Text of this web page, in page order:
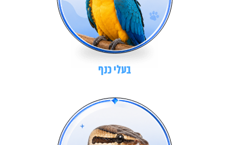
בעלי כנף